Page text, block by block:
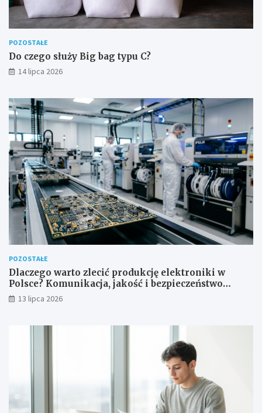
POZOSTAŁE
Do czego służy Big bag typu C?
14 lipca 2026
POZOSTAŁE
Dlaczego warto zlecić produkcję elektroniki w
Polsce? Komunikacja, jakość i bezpieczeństwo
dostaw
13 lipca 2026